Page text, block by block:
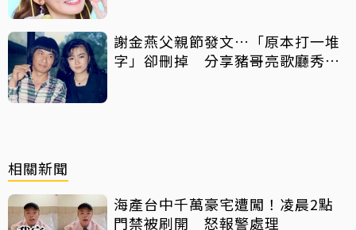
謝金燕父親節發文…「原本打一堆
字」卻刪掉 分享豬哥亮歌廳秀歌
相關新聞
海產台中千萬豪宅遭闖！凌晨2點
門禁被刷開 怒報警處理